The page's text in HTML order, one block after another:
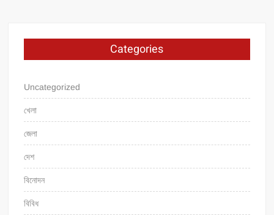
Categories
Uncategorized
খেলা
জেলা
দেশ
বিনোদন
বিবিধ